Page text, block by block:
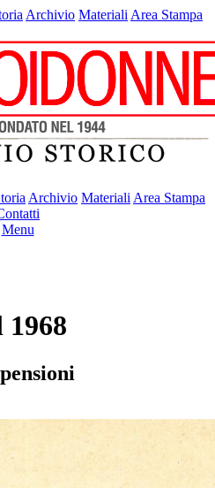
Archivio Materiali Area Stampa
Archivio Materiali Area Stampa
Menu
1968